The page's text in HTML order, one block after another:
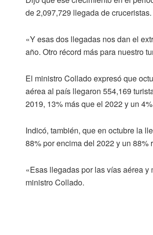
de 2,097,729 llegada de cruceristas.
«Y esas dos llegadas nos dan el
año. Otro récord más para nuestro
El ministro Collado expresó que
aérea al país llegaron 554,169
2019, 13% más que el 2022 y un
Indicó, también, que en octubre la
88% por encima del 2022 y un 88%
«Esas llegadas por las vías aérea
ministro Collado.